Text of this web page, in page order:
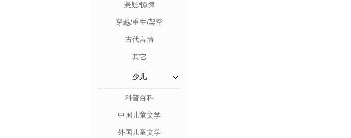
悬疑/惊悚
穿越/重生/架空
古代言情
其它
少儿
科普百科
中国儿童文学
外国儿童文学